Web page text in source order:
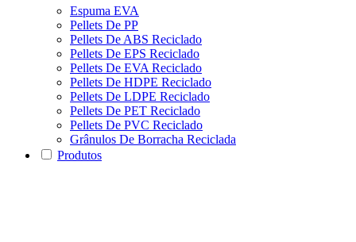
Espuma EVA
Pellets De PP
Pellets De ABS Reciclado
Pellets De EPS Reciclado
Pellets De EVA Reciclado
Pellets De HDPE Reciclado
Pellets De LDPE Reciclado
Pellets De PET Reciclado
Pellets De PVC Reciclado
Grânulos De Borracha Reciclada
Produtos